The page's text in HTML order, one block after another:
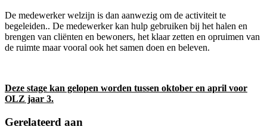
De medewerker welzijn is dan aanwezig om de activiteit te
begeleiden.. De medewerker kan hulp gebruiken bij het halen en
brengen van cliënten en bewoners, het klaar zetten en opruimen van
de ruimte maar vooral ook het samen doen en beleven.
Deze stage kan gelopen worden tussen oktober en april voor
OLZ jaar 3.
Gerelateerd aan